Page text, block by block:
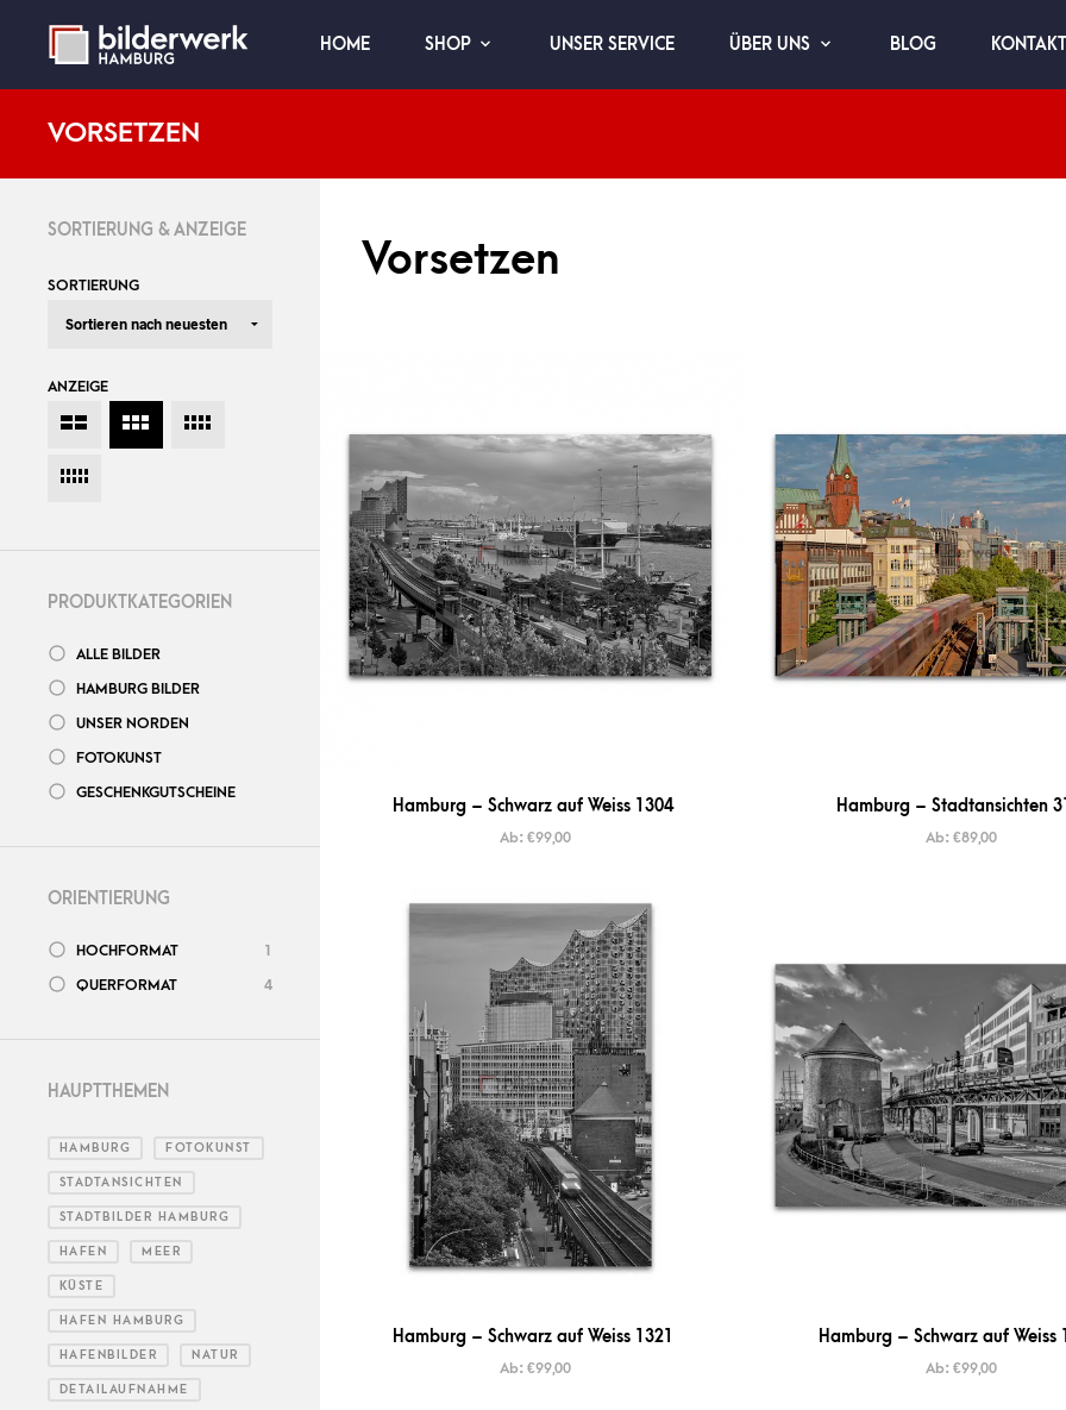
HOME SHOP UNSER SERVICE ÜBER UNS BLOG KONTAKT
VORSETZEN
Vorsetzen
Hamburg – Schwarz auf Weiss 1304
Ab: €99,00
Hamburg – Stadtansichten
Ab:€89,00
Hamburg – Schwarz auf Weiss 1321
Ab: €99,00
Hamburg – Schwarz auf Weiss
Ab:€99,00
SORTIERUNG & ANZEIGE
SORTIERUNG
ANZEIGE
PRODUKTKATEGORIEN
ALLE BILDER
HAMBURG BILDER
UNSER NORDEN
FOTOKUNST
GESCHENKGUTSCHEINE
ORIENTIERUNG
HOCHFORMAT 1
QUERFORMAT 4
HAUPTTHEMEN
HAMBURG FOTOKUNST
STADTANSICHTEN
STADTBILDER HAMBURG
HAFEN MEER
KÜSTE
HAFEN HAMBURG
HAFENBILDER NATUR
DETAILAUFNAHME